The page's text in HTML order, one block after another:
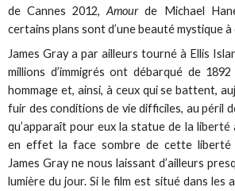
de Cannes 2012, Amourde Michael
certains plans sont d’une beauté mystique
James Gray a par ailleurs tourné à Ellis
millions d’immigrés ont débarqué de
hommage et, ainsi, à ceux qui se battent,
fuir des conditions de vie difficiles, au péril
qu’apparaît pour eux la statue de la liberté
en effet la face sombre de cette liberté
James Gray ne nous laissant d’ailleurs
lumière du jour. Si le film est situé dans les